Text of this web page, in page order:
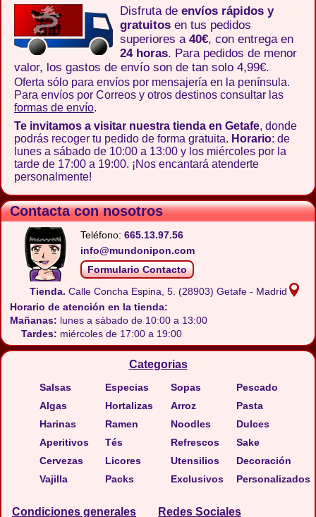
Disfruta de envíos rápidos y
gratuitos en tus pedidos
superiores a 40€, con entrega en
24 horas. Para pedidos de menor
valor, los gastos de envío son de tan solo 4,99€.
Oferta sólo para envíos por mensajería en la península.
Para envíos por Correos y otros destinos consultar las
formas de envío.
Te invitamos a visitar nuestra tienda en Getafe, donde
podrás recoger tu pedido de forma gratuita. Horario: de
lunes a sábado de 10:00 a 13:00 y los miércoles por la
tarde de 17:00 a 19:00. ¡Nos encantará atenderte
personalmente!
Contacta con nosotros
Teléfono: 665.13.97.56
info@mundonipon.com
Formulario Contacto
Tienda. Calle Concha Espina, 5. (28903) Getafe - Madrid
Horario de atención en la tienda:
Mañanas: lunes a sábado de 10:00 a 13:00
Tardes: miércoles de 17:00 a 19:00
Categorias
Salsas
Algas
Harinas
Aperitivos
Cervezas
Vajilla
Especias
Hortalizas
Ramen
Tés
Licores
Packs
Sopas
Arroz
Noodles
Refrescos
Utensilios
Exclusivos
Pescado
Pasta
Dulces
Sake
Decoración
Personalizados
Condiciones generales Redes Sociales